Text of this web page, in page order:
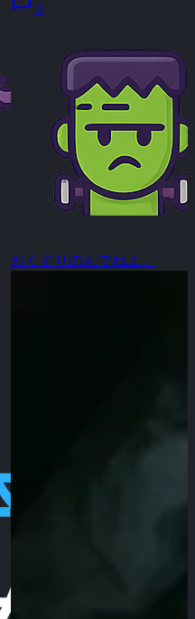
0
おくすりのんでねよ。